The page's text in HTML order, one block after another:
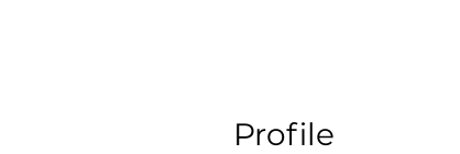
Profile